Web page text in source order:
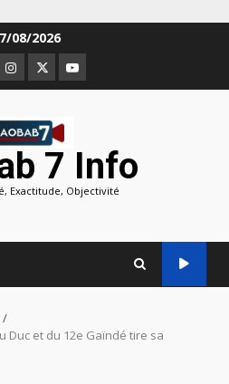
08/2026
Instagram
TwitterYoutube
7 Info
Exactitude, Objectivité
Duc et du 12e Gaïndé tire sa